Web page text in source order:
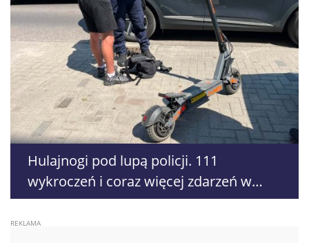
Hulajnogi pod lupą policji. 111
wykroczeń i coraz więcej zdarzeń w
powiecie świdnickim